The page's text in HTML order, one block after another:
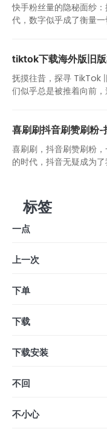
快手粉丝量的隐秘面纱
代，数字似乎成了衡量
tiktok下载海外版旧
抚摸往昔，探寻 TikTok
们似乎总是被推着向前
喜刷刷抖音刷赞刷粉-
喜刷刷，抖音刷赞刷粉
的时代，抖音无疑成为
标签
一点
上一次
下单
下载
下载安装
不回
不小心